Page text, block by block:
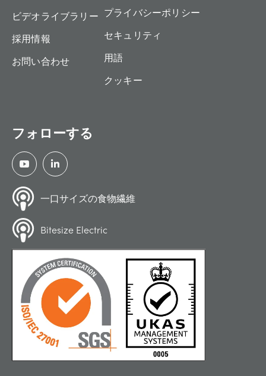
ビデオライブラリー
採用情報
お問い合わせ
プライバシーポリシー
セキュリティ
用語
クッキー
フォローする
一口サイズの食物繊維
Bitesize Electric